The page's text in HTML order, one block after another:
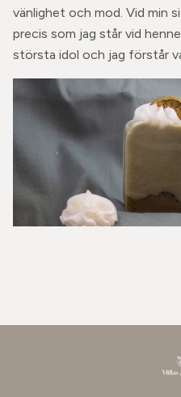
vänlighet och mod. Vid min
precis som jag står vid
största idol och jag förstår